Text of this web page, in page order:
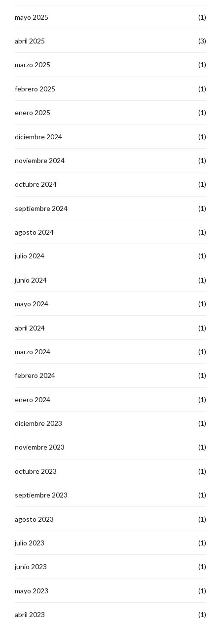
mayo 2025 (1)
abril 2025 (3)
marzo 2025 (1)
febrero 2025 (1)
enero 2025 (1)
diciembre 2024 (1)
noviembre 2024 (1)
octubre 2024 (1)
septiembre 2024 (1)
agosto 2024 (1)
julio 2024 (1)
junio 2024 (1)
mayo 2024 (1)
abril 2024 (1)
marzo 2024 (1)
febrero 2024 (1)
enero 2024 (1)
diciembre 2023 (1)
noviembre 2023 (1)
octubre 2023 (1)
septiembre 2023 (1)
agosto 2023 (1)
julio 2023 (1)
junio 2023 (1)
mayo 2023 (1)
abril 2023 (1)